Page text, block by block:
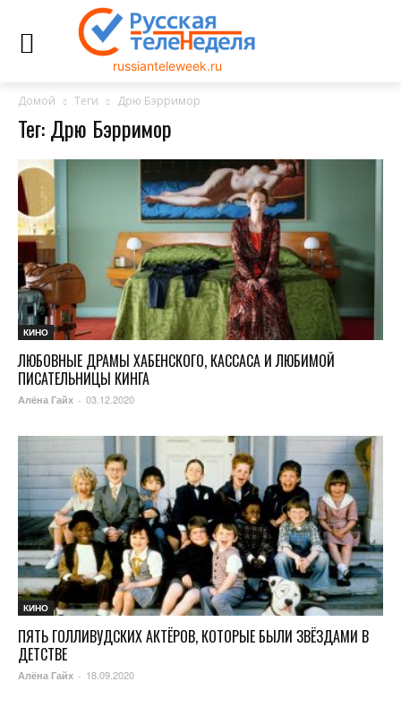
russianteleweek.ru
Домой Теги Дрю Бэрримор
Тег: Дрю Бэрримор
КИНО
ЛЮБОВНЫЕ ДРАМЫ ХАБЕНСКОГО, КАССАСА И ЛЮБИМОЙ
ПИСАТЕЛЬНИЦЫ КИНГА
Алёна Гайх - 03.12.2020
КИНО
ПЯТЬ ГОЛЛИВУДСКИХ АКТЁРОВ, КОТОРЫЕ БЫЛИ ЗВЁЗДАМИ В
ДЕТСТВЕ
Алёна Гайх - 18.09.2020